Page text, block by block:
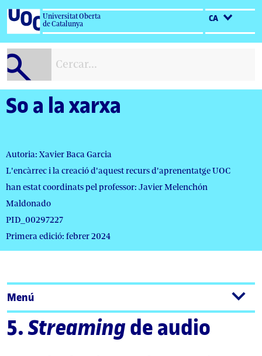
Salta
contingut
Universitat Oberta
de Catalunya
CA
So a la xarxa
Autoria: Xavier Baca Garcia
L'encàrrec i la creació d'aquest recurs d'aprenentatge UOC
han estat coordinats pel professor: Javier Melenchón
Maldonado
PID_00297227
Primera edició: febrer 2024
Menú
5.Streaming de audio